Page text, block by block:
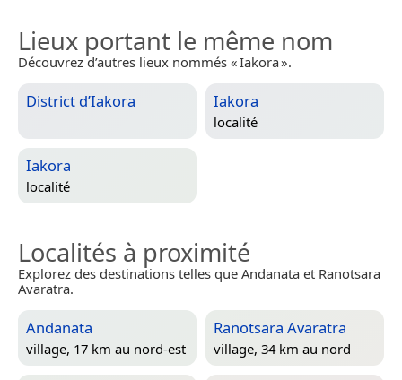
Lieux portant le même nom
Découvrez d’autres lieux nommés « Iakora ».
District d’Iakora Iakora
localité
Iakora
localité
Localités à proximité
Explorez des destinations telles que Andanata et Ranotsara
Avaratra.
Andanata
village, 17 km au nord-est
Ranotsara Avaratra
village, 34 km au nord